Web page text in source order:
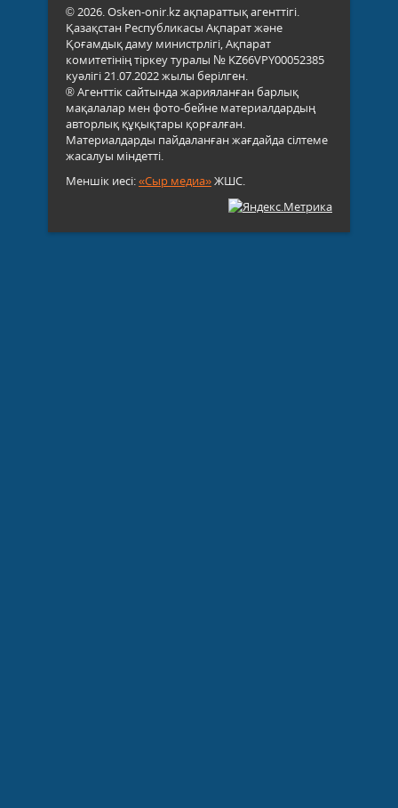
© 2026. Osken-onir.kz ақпараттық агенттігі.
Қазақстан Республикасы Ақпарат және
Қоғамдық даму министрлігі, Ақпарат
комитетінің тіркеу туралы № KZ66VPY00052385
куәлігі 21.07.2022 жылы берілген.
® Агенттік сайтында жарияланған барлық
мақалалар мен фото-бейне материалдардың
авторлық құқықтары қорғалған.
Материалдарды пайдаланған жағдайда сілтеме
жасалуы міндетті.
Меншік иесі:«Сыр медиа»ЖШС.